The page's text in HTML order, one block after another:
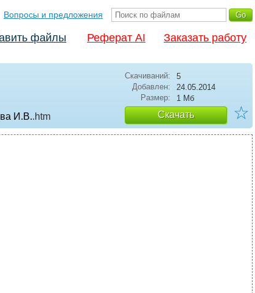
Вопросы и предложения
файлы Реферат AI Заказать работу
И.В..htm
Скачиваний:
5
Добавлен:
24.05.2014
Размер:
1 Мб
Скачать ☆